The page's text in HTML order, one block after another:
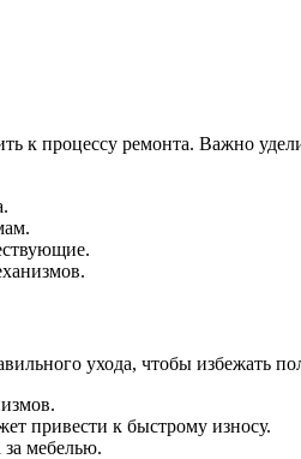
к процессу ремонта. Важно
ухода, чтобы избежать
привести к быстрому износу.
за мебелью.